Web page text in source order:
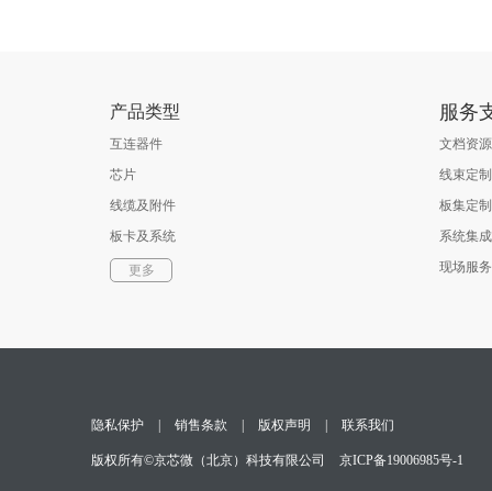
产品类型
互连器件
芯片
线缆及附件
板卡及系统
软件更多
服务
文档资源
线束定制
板集定制
系统集成
现场服务
隐私保护 销售条款 版权声明 联系我们
版权所有©京芯微（北京）科技有限公司 京ICP备19006985号-1